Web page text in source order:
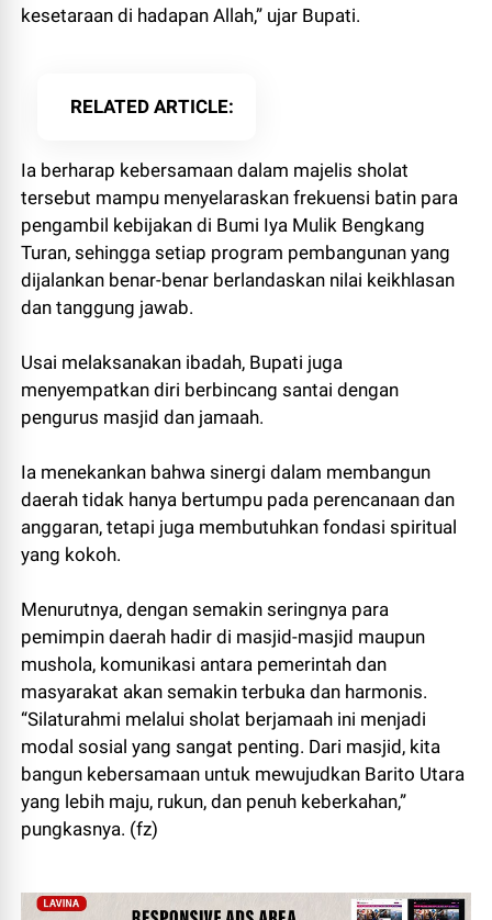
kesetaraan di hadapan Allah,” ujar Bupati.
RELATED ARTICLE
Ia berharap kebersamaan dalam majelis sholat
tersebut mampu menyelaraskan frekuensi batin para
pengambil kebijakan di Bumi Iya Mulik Bengkang
Turan, sehingga setiap program pembangunan yang
dijalankan benar-benar berlandaskan nilai keikhlasan
dan tanggung jawab.
Usai melaksanakan ibadah, Bupati juga
menyempatkan diri berbincang santai dengan
pengurus masjid dan jamaah.
Ia menekankan bahwa sinergi dalam membangun
daerah tidak hanya bertumpu pada perencanaan dan
anggaran, tetapi juga membutuhkan fondasi spiritual
yang kokoh.
Menurutnya, dengan semakin seringnya para
pemimpin daerah hadir di masjid-masjid maupun
mushola, komunikasi antara pemerintah dan
masyarakat akan semakin terbuka dan harmonis.
“Silaturahmi melalui sholat berjamaah ini menjadi
modal sosial yang sangat penting. Dari masjid, kita
bangun kebersamaan untuk mewujudkan Barito Utara
yang lebih maju, rukun, dan penuh keberkahan,”
pungkasnya. (fz)